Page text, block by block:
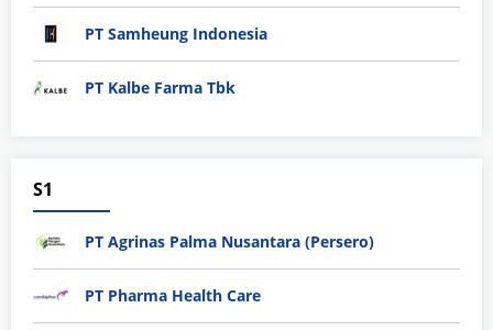
PT Samheung Indonesia
PT Kalbe Farma Tbk
S1
PT Agrinas Palma Nusantara (Persero)
PT Pharma Health Care